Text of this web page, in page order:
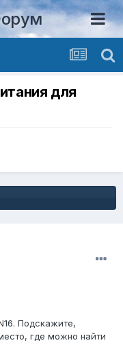
для
Подскажите,
где можно найти